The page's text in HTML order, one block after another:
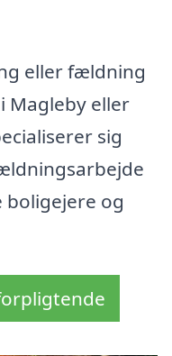
eller fældning
Magleby eller
sig
og